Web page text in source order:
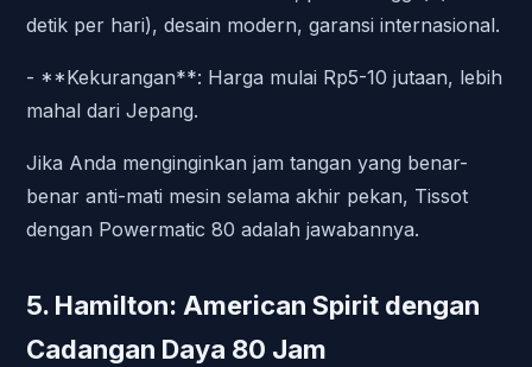
detik per hari), desain modern, garansi internasional.
- **Kekurangan**: Harga mulai Rp5-10 jutaan, lebih
mahal dari Jepang.
Jika Anda menginginkan jam tangan yang benar-
benar anti-mati mesin selama akhir pekan, Tissot
dengan Powermatic 80 adalah jawabannya.
5. Hamilton: American Spirit dengan
Cadangan Daya 80 Jam